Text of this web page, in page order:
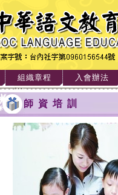
組織章程 入會辦法
師資培訓